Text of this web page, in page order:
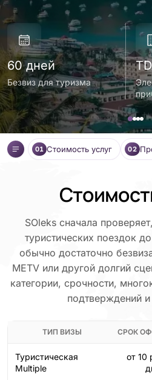
60 дней
Безвиз для туризма
01 Стоимость услуг 02
SOleks сначала
туристических поездок
обычно достаточно
METV или другой долгий
категории, срочности,
подтверждений
ТИП ВИЗЫ СРОК
Туристическая
Multiple
от 10